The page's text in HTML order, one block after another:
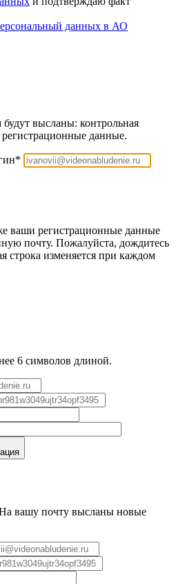
данных в АО
высланы: контрольная
данные.
ваши регистрационные данные
почту. Пожалуйста, дождитесь
строка изменяется при каждом
6 символов длиной.
вашу почту высланы новые